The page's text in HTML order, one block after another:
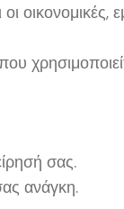
οικονομικές,
σας.
ανάγκη.